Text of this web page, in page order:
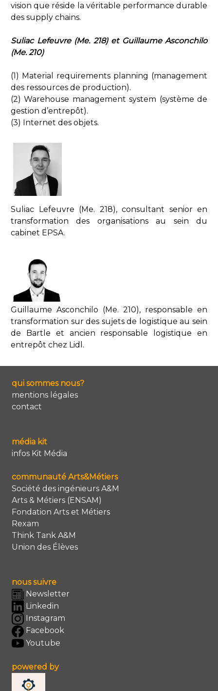
vision que réside la véritable performance durable
des supply chains.
Suliac Lefeuvre (Me. 218) et Guillaume Asconchilo
(Me. 210)
(1) Material requirements planning (management
des ressources de production).
(2) Warehouse management system (système de
gestion d’entrepôt).
(3) Internet des objets.
Suliac Lefeuvre (Me. 218), consultant senior en
transformation des organisations au sein du
cabinet EPSA.
Guillaume Asconchilo (Me. 210), responsable en
transformation sur des sujets de logistique au sein
de Bartle et ancien responsable logistique en
entrepôt chez Lidl.
qui sommes nous?
mentions légales
contact
média kit
infos Kit Média
communauté Arts&Métiers
Société des ingénieurs A&M
Arts & Métiers (ENSAM)
Fondation Arts et Métiers
Rexam
Think Tank A&M
Union des Élèves
nous suivre
Newsletter
Linkedin
Instagram
Facebook
Youtube
powered by